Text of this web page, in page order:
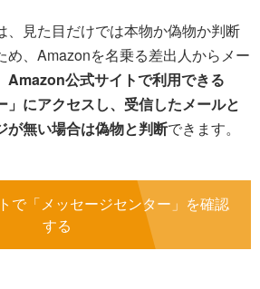
、見た目だけでは本物か偽物か判断
め、Amazonを名乗る差出人からメー
Amazon公式サイトで利用できる
」にアクセスし、受信したメールと
が無い場合は偽物と判断できます。
で「メッセージセンター」を確認
する